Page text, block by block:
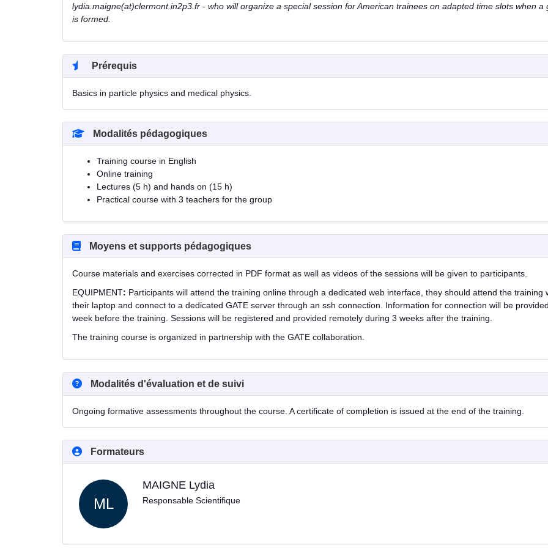
lydia.maigne(at)clermont.in2p3.fr - who will organize a special session for American trainees on adapted time slots when a
is formed.
Prérequis
Basics in particle physics and medical physics.
Modalités pédagogiques
Training course in English
Online training
Lectures (5 h) and hands on (15 h)
Practical course with 3 teachers for the group
Moyens et supports pédagogiques
Course materials and exercises corrected in PDF format as well as videos of the sessions will be given to participants.
EQUIPMENT: Participants will attend the training online through a dedicated web interface, they should attend the training
their laptop and connect to a dedicated GATE server through an ssh connection. Information for connection will be
week before the training. Sessions will be registered and provided remotely during 3 weeks after the training.
The training course is organized in partnership with the GATE collaboration.
Modalités d'évaluation et de suivi
Ongoing formative assessments throughout the course. A certificate of completion is issued at the end of the training.
Formateurs
ML
MAIGNE Lydia
Responsable Scientifique